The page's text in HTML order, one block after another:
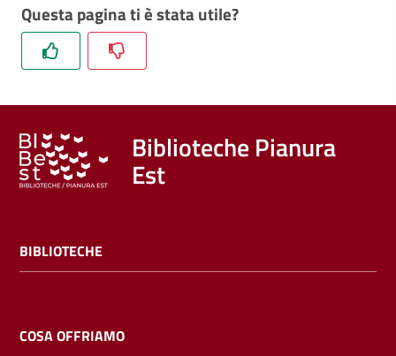
Trova
e
Calendario
Online
Questa pagina ti è stata utile?
Biblioteche Pianura
Est
BIBLIOTECHE
COSA OFFRIAMO